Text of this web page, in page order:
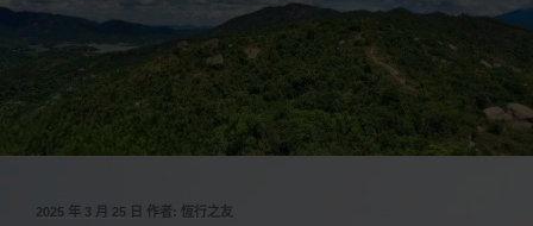
發
2025 年 3 月 25 日 作者: 恆行之友